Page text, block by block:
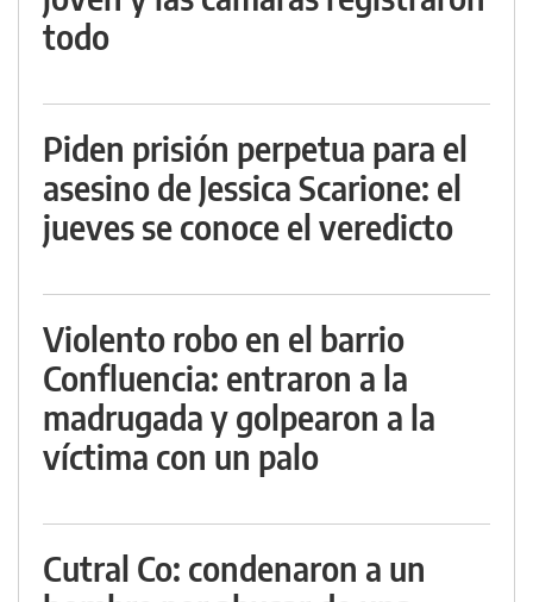
todo
Piden prisión perpetua para el
asesino de Jessica Scarione: el
jueves se conoce el veredicto
Violento robo en el barrio
Confluencia: entraron a la
madrugada y golpearon a la
víctima con un palo
Cutral Co: condenaron a un